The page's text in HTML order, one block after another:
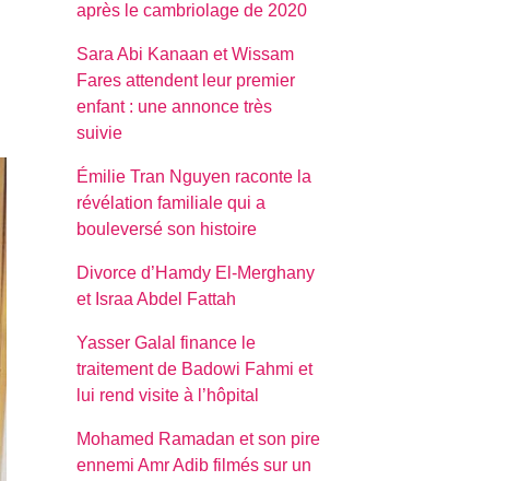
après le cambriolage de 2020
Sara Abi Kanaan et Wissam
Fares attendent leur premier
enfant : une annonce très
suivie
Émilie Tran Nguyen raconte la
révélation familiale qui a
bouleversé son histoire
Divorce d’Hamdy El-Merghany
et Israa Abdel Fattah
Yasser Galal finance le
traitement de Badowi Fahmi et
lui rend visite à l’hôpital
Mohamed Ramadan et son pire
ennemi Amr Adib filmés sur un